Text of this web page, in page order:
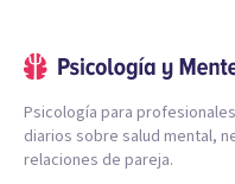
Psicología para
diarios sobre salud mental,
relaciones de pareja.